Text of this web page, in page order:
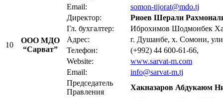
Email:
somon-tijorat@mdo.tj
10
ООО МДО
“Сарват”
Директор:
Риоев Шерали
Гл. бухгалтер:
Иброхимов Шодмонбек
Адрес:
г. Душанбе, х. Сомони,
Телефон:
(+992) 44 600-61-66,
Website:
www.sarvat-m.com
Email:
info@sarvat-m.tj
Председатель
Правления
Хакназаров Абдукаюм